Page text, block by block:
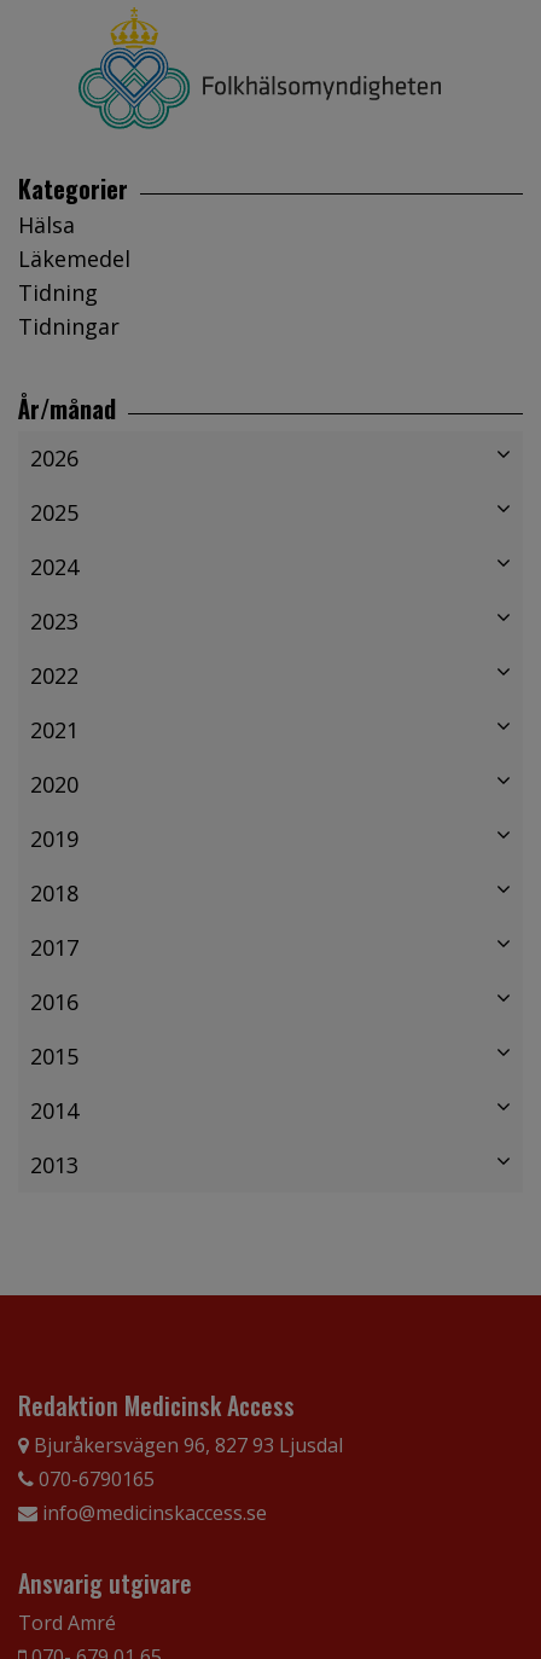
Kategorier
Hälsa
Läkemedel
Tidning
Tidningar
År/månad
2026
2025
2024
2023
2022
2021
2020
2019
2018
2017
2016
2015
2014
2013
Redaktion Medicinsk Access
Bjuråkersvägen 96, 827 93 Ljusdal
070-6790165
info@medicinskaccess.se
Ansvarig utgivare
Tord Amré